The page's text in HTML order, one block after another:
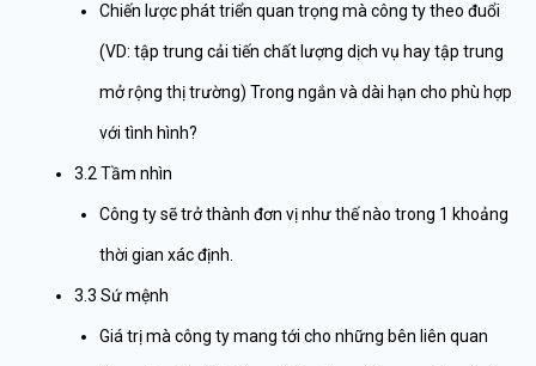
Chiến lược phát triển quan trọng mà công ty theo đuổi
(VD: tập trung cải tiến chất lượng dịch vụ hay tập trung
mở rộng thị trường) Trong ngắn và dài hạn cho phù hợp
với tình hình?
3.2 Tầm nhìn
Công ty sẽ trở thành đơn vị như thế nào trong 1 khoảng
thời gian xác định.
3.3 Sứ mệnh
Giá trị mà công ty mang tới cho những bên liên quan